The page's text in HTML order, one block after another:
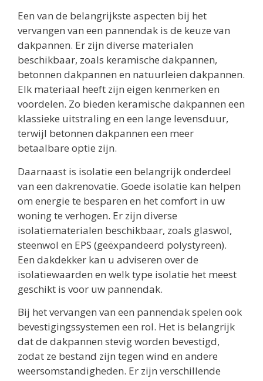
Een van de belangrijkste aspecten bij het
vervangen van een pannendak is de keuze van
dakpannen. Er zijn diverse materialen
beschikbaar, zoals keramische dakpannen,
betonnen dakpannen en natuurleien dakpannen.
Elk materiaal heeft zijn eigen kenmerken en
voordelen. Zo bieden keramische dakpannen een
klassieke uitstraling en een lange levensduur,
terwijl betonnen dakpannen een meer
betaalbare optie zijn.
Daarnaast is isolatie een belangrijk onderdeel
van een dakrenovatie. Goede isolatie kan helpen
om energie te besparen en het comfort in uw
woning te verhogen. Er zijn diverse
isolatiematerialen beschikbaar, zoals glaswol,
steenwol en EPS (geëxpandeerd polystyreen).
Een dakdekker kan u adviseren over de
isolatiewaarden en welk type isolatie het meest
geschikt is voor uw pannendak.
Bij het vervangen van een pannendak spelen ook
bevestigingssystemen een rol. Het is belangrijk
dat de dakpannen stevig worden bevestigd,
zodat ze bestand zijn tegen wind en andere
weersomstandigheden. Er zijn verschillende